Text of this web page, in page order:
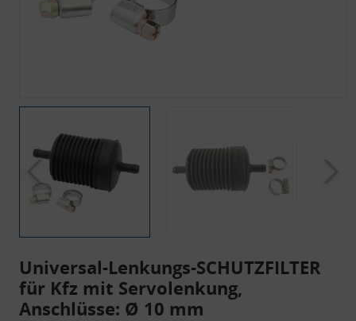
Universal-Lenkungs-SCHUTZFILTER
für Kfz mit Servolenkung,
Anschlüsse: Ø 10 mm